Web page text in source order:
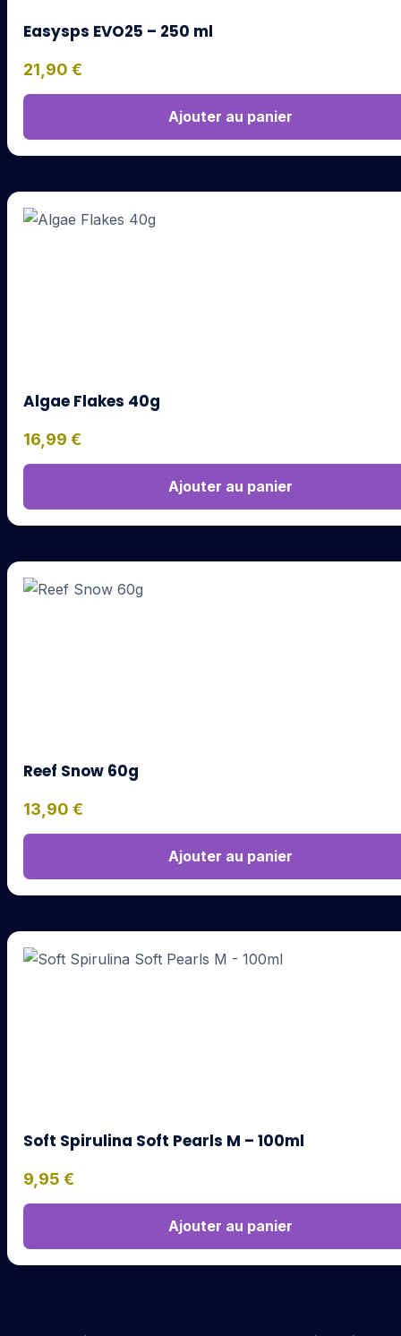
Easysps EVO25 – 250 ml
21,90 €
Ajouter au panier
Algae Flakes 40g
16,99 €
Ajouter au panier
Reef Snow 60g
13,90 €
Ajouter au panier
Soft Spirulina Soft Pearls M – 100ml
9,95 €
Ajouter au panier